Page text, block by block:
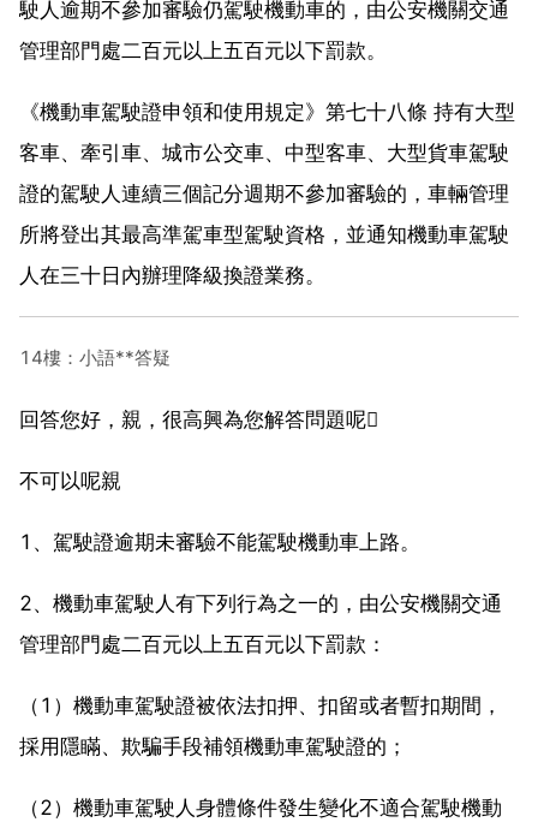
駛人逾期不參加審驗仍駕駛機動車的，由公安機關交通
管理部門處二百元以上五百元以下罰款。
《機動車駕駛證申領和使用規定》第七十八條 持有大型
客車、牽引車、城市公交車、中型客車、大型貨車駕駛
證的駕駛人連續三個記分週期不參加審驗的，車輛管理
所將登出其最高準駕車型駕駛資格，並通知機動車駕駛
人在三十日內辦理降級換證業務。
14樓：小語**答疑
回答您好，親，很高興為您解答問題呢
不可以呢親
1、駕駛證逾期未審驗不能駕駛機動車上路。
2、機動車駕駛人有下列行為之一的，由公安機關交通
管理部門處二百元以上五百元以下罰款：
（1）機動車駕駛證被依法扣押、扣留或者暫扣期間，
採用隱瞞、欺騙手段補領機動車駕駛證的；
（2）機動車駕駛人身體條件發生變化不適合駕駛機動